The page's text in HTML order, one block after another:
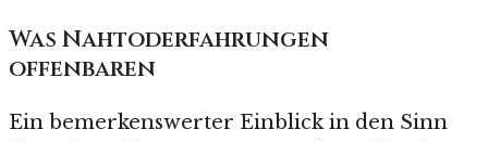
Was Nahtoderfahrungen
offenbaren
Ein bemerkenswerter Einblick in den Sinn